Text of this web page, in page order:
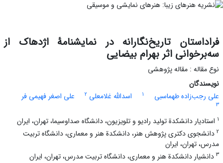
فراداستان تاریخ‌نگارانه در نمایشنامۀ اژدهاک از
سه‌برخوانی اثر بهرام بیضایی
نوع مقاله : مقاله پژوهشی
نویسندگان
علی رجب‌زاده طهماسبی
1 اسدالله غلامعلی 2 علی اصغر فهیمی فر
3
1 استادیار دانشکدة تولید رادیو و تلویزیون، دانشگاه صدا‌و‌سیما، تهران، ایران
2 دانشجوی دکتری پژوهش هنر، دانشکدة هنر و معماری، دانشگاه تربیت
‌مدرس، تهران، ایران
3 دانشیار دانشکدة هنر و معماری، دانشگاه تربیت ‌مدرس، تهران، ایران